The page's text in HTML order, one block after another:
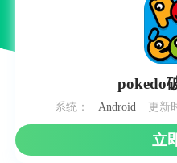
pokedo
系统： Android 更新
立